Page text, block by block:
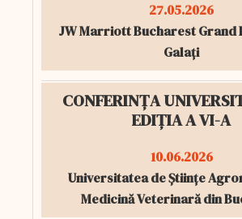
27.05.2026
JW Marriott Bucharest Grand
Galați
CONFERINȚA
EDIȚIA A VI-A
10.06.2026
Universitatea de Științe
Medicină Veterinară din